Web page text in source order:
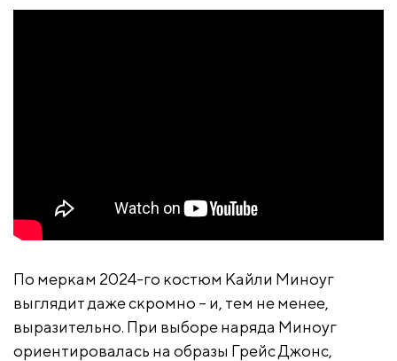
По меркам 2024-го костюм Кайли Миноуг
выглядит даже скромно – и, тем не менее,
выразительно. При выборе наряда Миноуг
ориентировалась на образы Грейс Джонс,